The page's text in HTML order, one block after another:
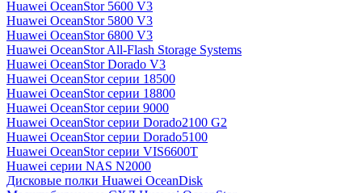
Huawei OceanStor 5600 V3
Huawei OceanStor 5800 V3
Huawei OceanStor 6800 V3
Huawei OceanStor All-Flash Storage Systems
Huawei OceanStor Dorado V3
Huawei OceanStor серии 18500
Huawei OceanStor серии 18800
Huawei OceanStor серии 9000
Huawei OceanStor серии Dorado2100 G2
Huawei OceanStor серии Dorado5100
Huawei OceanStor серии VIS6600T
Huawei серии NAS N2000
Дисковые полки Huawei OceanDisk